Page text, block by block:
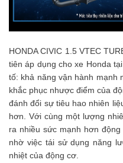
HONDA CIVIC 1.5 VTEC
tiên áp dụng cho xe Honda
tố: khả năng vận hành mạnh
khắc phục nhược điểm của
đánh đổi sự tiêu hao nhiên
hơn. Với cùng một lượng
ra nhiều sức mạnh hơn
nhờ việc tái sử dụng năng
nhiệt của động cơ.